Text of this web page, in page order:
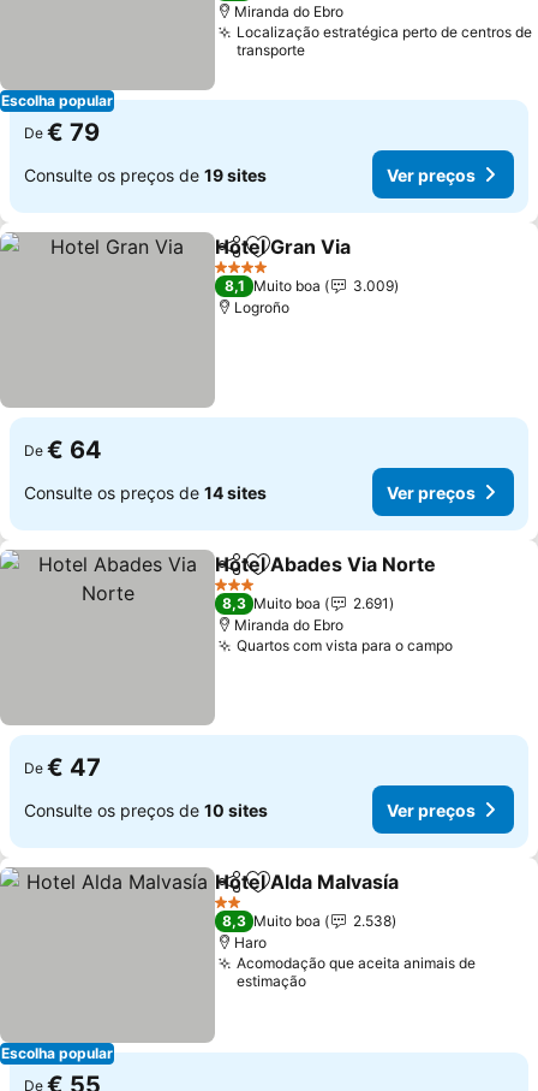
Escolha popular
Miranda do Ebro
Localização estratégica perto de centros de
transporte
De € 79
Consulte os preços de 19 sites Ver preços
PartilharAdicionar aos favoritos
Hotel Gran Via
4 Estrelas
8,1 Muito boa
3.009
Logroño
De € 64
Consulte os preços de 14 sites Ver preços
PartilharAdicionar aos favoritos
Hotel Abades Via Norte
3 Estrelas
8,3 Muito boa
2.691
Miranda do Ebro
Quartos com vista para o campoVer
De € 47
Consulte os preços de 10 sites Ver preços
Escolha popular
PartilharAdicionar aos favoritos
Hotel Alda Malvasía
2 Estrelas
8,3 Muito boa
2.538
Haro
Acomodação que aceita animais de
estimação
De € 55